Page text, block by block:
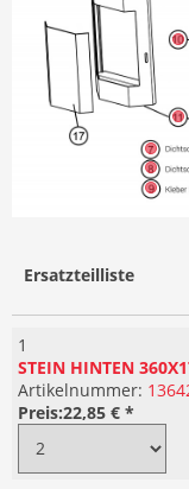
Ersatzteilliste
1
STEIN HINTEN
Artikelnummer:
Preis:22,85 € *